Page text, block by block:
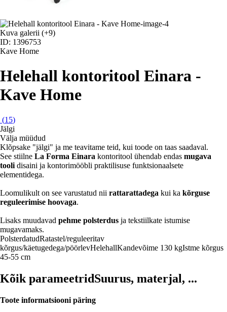
Kuva galerii (+9)
ID: 1396753
Kave Home
Helehall kontoritool Einara -
Kave Home
(15)
Jälgi
Välja müüdud
Klõpsake "jälgi" ja me teavitame teid, kui toode on taas saadaval.
See stiilne La Forma Einara kontoritool ühendab endas mugava
tooli disaini ja kontorimööbli praktilisuse funktsionaalsete
elementidega.
Loomulikult on see varustatud nii rattarattadega kui ka kõrguse
reguleerimise hoovaga.
Lisaks muudavad pehme polsterdus ja tekstiilkate istumise
mugavamaks.
PolsterdatudRatastel/reguleeritav
kõrgus/käetugedega/pöörlevHelehallKandevõime 130 kgIstme kõrgus
45-55 cm
Kõik parameetridSuurus, materjal, ...
Toote informatsiooni päring